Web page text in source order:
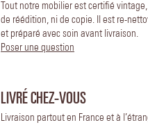
Tout notre mobilier est certifié
de réédition, ni de copie. Il est re-
et préparé avec soin avant livraison.
Poser une question
LIVRÉ CHEZ-VOUS
Livraison partout en France et à